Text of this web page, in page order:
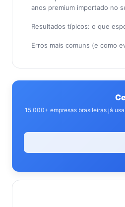
anos premium importado no
Resultados típicos: o que
Erros mais comuns (e como
15.000+ empresas brasileiras já